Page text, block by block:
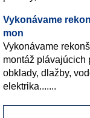
Vykonávame
mon
Vykonávame
montáž plávajúcich
obklady, dlažby,
elektrika.......